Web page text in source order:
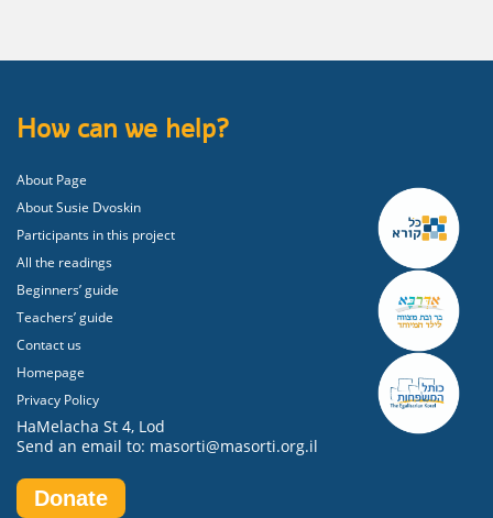
How can we help?
About Page
About Susie Dvoskin
Participants in this project
All the readings
Beginners’ guide
Teachers’ guide
Contact us
Homepage
Privacy Policy
HaMelacha St 4, Lod
Send an email to: masorti@masorti.org.il
Donate